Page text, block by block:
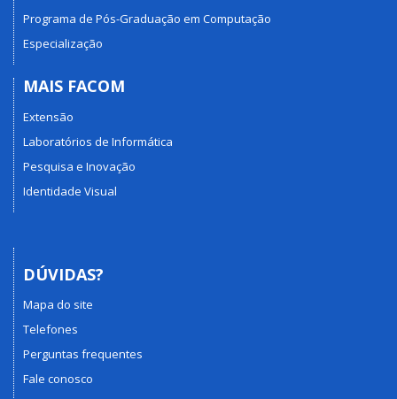
Programa de Pós-Graduação em Computação
Especialização
MAIS FACOM
Extensão
Laboratórios de Informática
Pesquisa e Inovação
Identidade Visual
DÚVIDAS?
Mapa do site
Telefones
Perguntas frequentes
Fale conosco